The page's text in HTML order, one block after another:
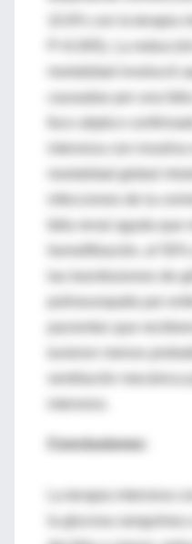
10.6% con la terapia
P=0.005). La
mortalidad involucró
causadas por una
foco séptico
infecciones de la
falla renal aguda que
polineuropatía por
pacientes que
tuvieron menos
ventilación mecánica
Conclusiones:
La terapia intensiva
la glucosa sanguínea